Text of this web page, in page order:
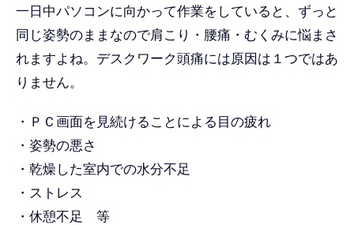
一日中パソコンに向かって作業をしていると、ずっと
同じ姿勢のままなので肩こり・腰痛・むくみに悩まさ
れますよね。デスクワーク頭痛には原因は１つではあ
りません。
・ＰＣ画面を見続けることによる目の疲れ
・姿勢の悪さ
・乾燥した室内での水分不足
・ストレス
・休憩不足 等